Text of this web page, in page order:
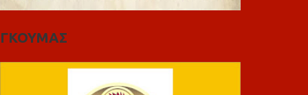
ΓΚΟΥΜΑΣ